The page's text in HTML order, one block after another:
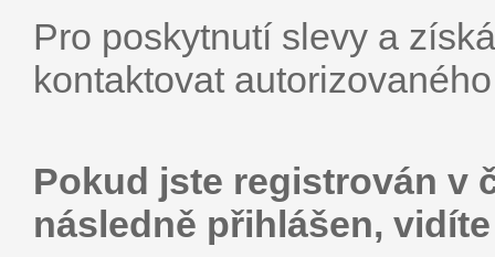
Pro poskytnutí slevy a
kontaktovat
Pokud jste registrován v
následně přihlášen,